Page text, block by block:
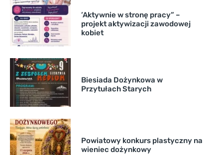
’Aktywnie w stronę pracy” –
projekt aktywizacji zawodowej
kobiet
Biesiada Dożynkowa w
Przytułach Starych
Powiatowy konkurs plastyczny na
wieniec dożynkowy